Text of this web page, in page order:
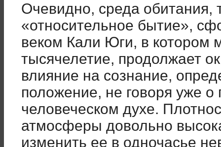
Очевидно, среда обитания,
«относительное бытие»,
веком Кали Юги, в котором
тысячелетие, продолжает
влияние на сознание,
положение, не говоря уже о
человеческом духе.
атмосферы довольно
изменить ее в одночасье